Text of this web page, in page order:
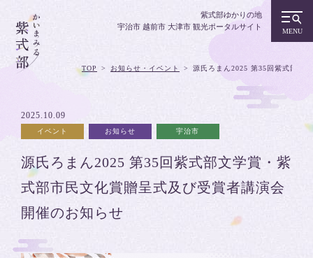
紫式部ゆかりの地
宇治市 越前市 大津市 観光ポータルサイト
TOP お知らせ・イベント 源氏ろまん2025 第35回紫式部文
2025.10.09
イベント お知らせ 宇治市
源氏ろまん2025 第35回紫式部文学賞・紫
式部市民文化賞贈呈式及び受賞者講演会
開催のお知らせ